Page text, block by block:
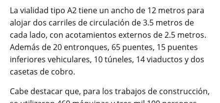
La vialidad tipo A2 tiene un ancho de 12 metros para
alojar dos carriles de circulación de 3.5 metros de
cada lado, con acotamientos externos de 2.5 metros.
Además de 20 entronques, 65 puentes, 15 puentes
inferiores vehiculares, 10 túneles, 14 viaductos y dos
casetas de cobro.
Cabe destacar que, para los trabajos de construcción,